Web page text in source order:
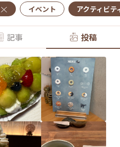
イベント アクティビテ
記事 投稿